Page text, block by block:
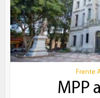
Frente
MPP